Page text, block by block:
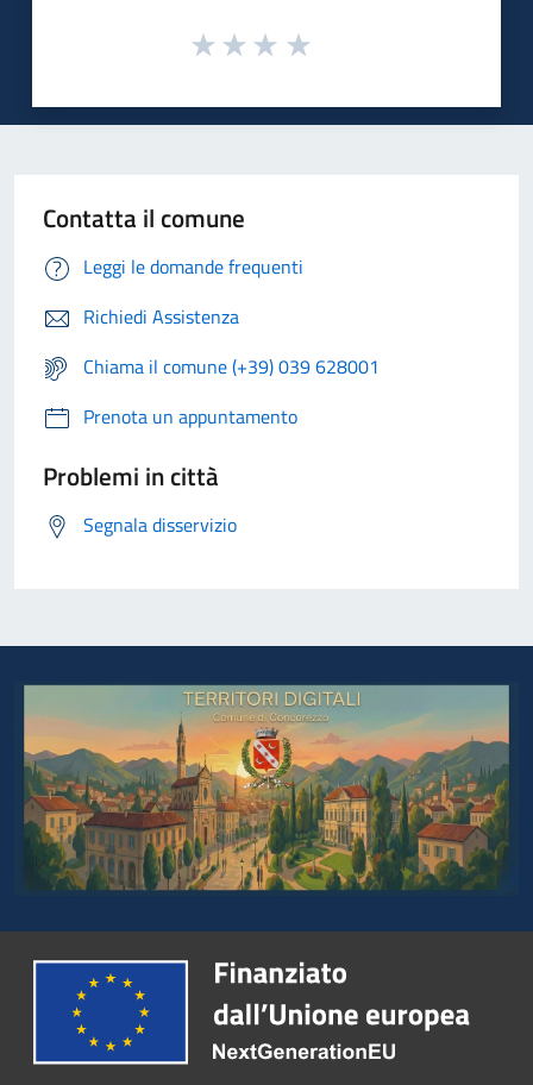
Contatta il comune
Leggi le domande frequenti
Richiedi Assistenza
Chiama il comune (+39) 039 628001
Prenota un appuntamento
Problemi in città
Segnala disservizio